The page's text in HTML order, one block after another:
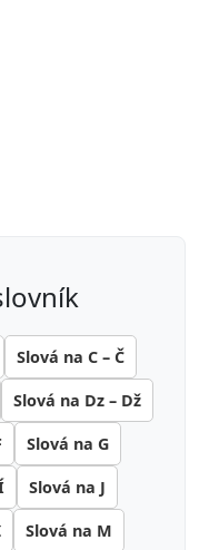
Slová na C – Č
Slová na Dz – Dž
Slová na G
Slová na J
Slová na M